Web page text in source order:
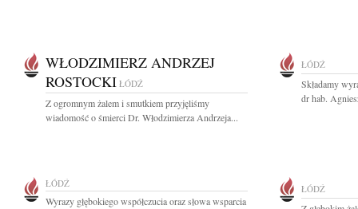
WŁODZIMIERZ ANDRZEJ
ROSTOCKI ŁÓDŹ
Z ogromnym żalem i smutkiem przyjęliśmy
wiadomość o śmierci Dr. Włodzimierza Andrzeja...
ŁÓDŹ
Składamy
dr hab.
ŁÓDŹ
Wyrazy głębokiego współczucia oraz słowa wsparcia
ŁÓDŹ